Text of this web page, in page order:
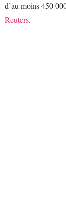
d’au moins 450
Reuters.